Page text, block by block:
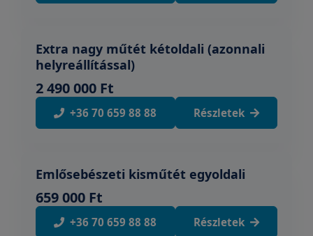
Extra nagy műtét kétoldali (azonnali
helyreállítással)
2 490 000 Ft
+36 70 659 88 88 Részletek
Emlősebészeti kisműtét egyoldali
659 000 Ft
+36 70 659 88 88 Részletek